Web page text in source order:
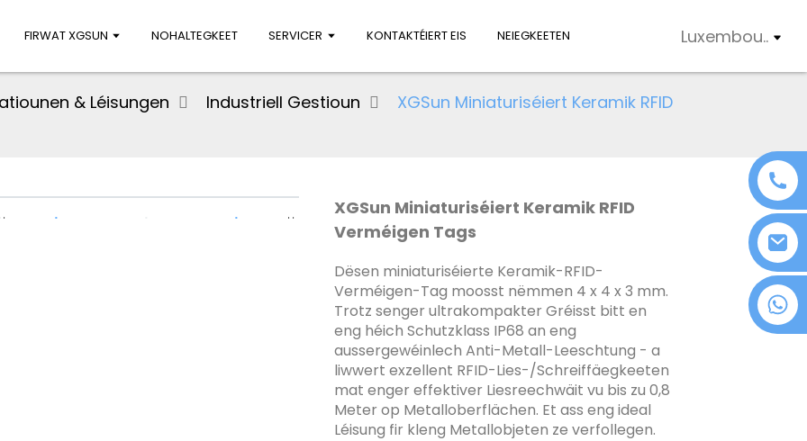
FIRWAT XGSUN NOHALTEGKEET SERVICER KONTAKTÉIERT EIS NEIEGKEETEN Luxembou..
+86 18076372139
& Léisungen Industriell Gestioun
XGSun Miniaturiséiert Keramik RFID
XGSun Miniaturiséiert Keramik RFID
Verméigen Tags
Dësen miniaturiséierte Keramik-RFID-
Verméigen-Tag moosst nëmmen 4 x 4 x 3 mm.
Trotz senger ultrakompakter Gréisst bitt en
eng héich Schutzklass IP68 an eng
aussergewéinlech Anti-Metall-Leeschtung - a
liwwert exzellent RFID-Lies-/Schreiffäegkeeten
mat enger effektiver Liesreechwäit vu bis zu 0,8
Meter op Metalloberflächen. Et ass eng ideal
Léisung fir kleng Metallobjeten ze verfollegen.